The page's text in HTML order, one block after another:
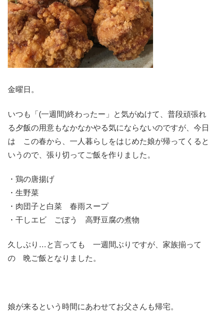
金曜日。
いつも「(一週間)終わったー」と気がぬけて、普段頑張れ
る夕飯の用意もなかなかやる気にならないのですが、今日
は この春から、一人暮らしをはじめた娘が帰ってくると
いうので、張り切ってご飯を作りました。
・鶏の唐揚げ
・生野菜
・肉団子と白菜 春雨スープ
・干しエビ ごぼう 高野豆腐の煮物
久しぶり…と言っても 一週間ぶりですが、家族揃って
の 晩ご飯となりました。
娘が来るという時間にあわせてお父さんも帰宅。